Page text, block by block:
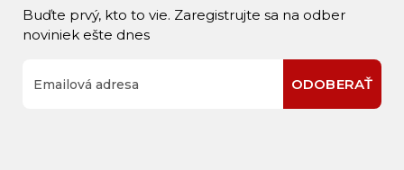
Buďte prvý, kto to vie. Zaregistrujte sa na odber
noviniek ešte dnes
ODOBERAŤ